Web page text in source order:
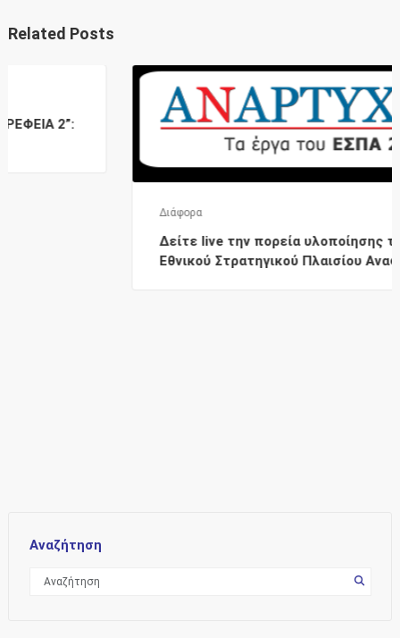
Related Posts
Δείτε live την πορεία υλοποίησης των έργων
Εθνικού Στρατηγικού Πλαισίου Αναφοράς
Αναζήτηση